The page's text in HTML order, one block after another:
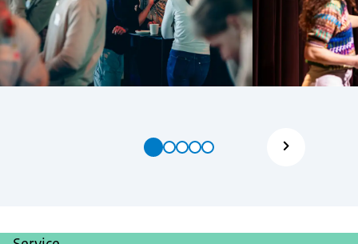
Wat sluit je uit als je een
bepaalde keuze maakt?
Wat doe je wel en wat doe je dus niet?
hoe functioneert dat ruimtelijke